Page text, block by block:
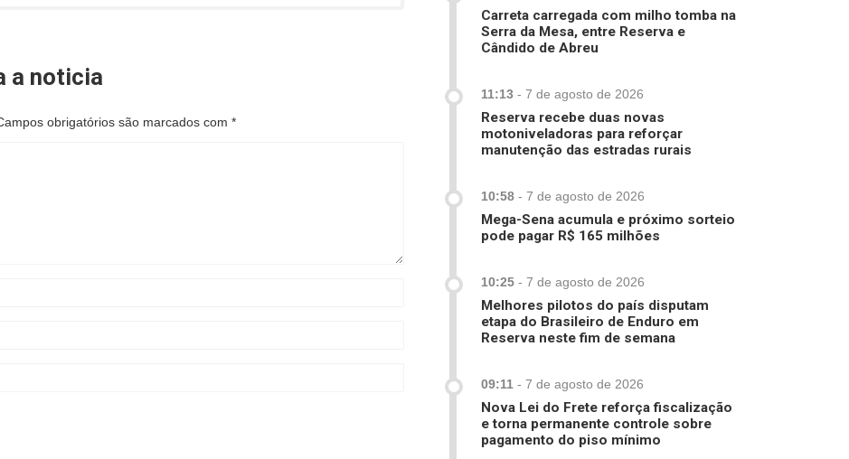
a noticia
obrigatórios são marcados com *
Carreta carregada com milho tomba na
Serra da Mesa, entre Reserva e
Cândido de Abreu
11:13 - 7 de agosto de 2026
Reserva recebe duas novas
motoniveladoras para reforçar
manutenção das estradas rurais
10:58 - 7 de agosto de 2026
Mega-Sena acumula e próximo sorteio
pode pagar R$ 165 milhões
10:25 - 7 de agosto de 2026
Melhores pilotos do país disputam
etapa do Brasileiro de Enduro em
Reserva neste fim de semana
09:11 - 7 de agosto de 2026
Nova Lei do Frete reforça fiscalização
e torna permanente controle sobre
pagamento do piso mínimo